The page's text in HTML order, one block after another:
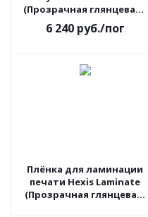
(Прозрачная глянцевая),
1.52 пог.м
6 240руб./пог
Плёнка для ламинации
печати Hexis Laminate
(Прозрачная глянцевая)